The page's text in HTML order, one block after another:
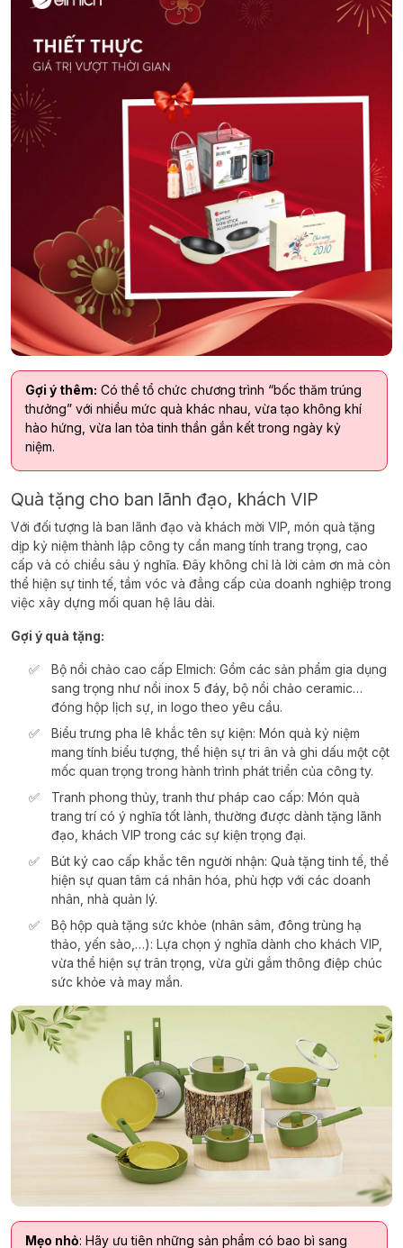
Gợi ý thêm: Có thể tổ chức chương trình “bốc thăm trúng
thưởng” với nhiều mức quà khác nhau, vừa tạo không khí
hào hứng, vừa lan tỏa tinh thần gắn kết trong ngày kỷ
niệm.
Quà tặng cho ban lãnh đạo, khách VIP
Với đối tượng là ban lãnh đạo và khách mời VIP, món quà tặng
dịp kỷ niệm thành lập công ty cần mang tính trang trọng, cao
cấp và có chiều sâu ý nghĩa. Đây không chỉ là lời cảm ơn mà còn
thể hiện sự tinh tế, tầm vóc và đẳng cấp của doanh nghiệp trong
việc xây dựng mối quan hệ lâu dài.
Gợi ý quà tặng:
Bộ nồi chảo cao cấp Elmich: Gồm các sản phẩm gia dụng
sang trọng như nồi inox 5 đáy, bộ nồi chảo ceramic…
đóng hộp lịch sự, in logo theo yêu cầu.
Biểu trưng pha lê khắc tên sự kiện: Món quà kỷ niệm
mang tính biểu tượng, thể hiện sự tri ân và ghi dấu một cột
mốc quan trọng trong hành trình phát triển của công ty.
Tranh phong thủy, tranh thư pháp cao cấp: Món quà
trang trí có ý nghĩa tốt lành, thường được dành tặng lãnh
đạo, khách VIP trong các sự kiện trọng đại.
Bút ký cao cấp khắc tên người nhận: Quà tặng tinh tế, thể
hiện sự quan tâm cá nhân hóa, phù hợp với các doanh
nhân, nhà quản lý.
Bộ hộp quà tặng sức khỏe (nhân sâm, đông trùng hạ
thảo, yến sào,…): Lựa chọn ý nghĩa dành cho khách VIP,
vừa thể hiện sự trân trọng, vừa gửi gắm thông điệp chúc
sức khỏe và may mắn.
Mẹo nhỏ: Hãy ưu tiên những sản phẩm có bao bì sang